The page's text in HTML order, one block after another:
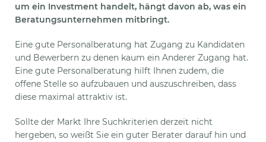
um ein Investment handelt, hängt davon ab, was ein
Beratungsunternehmen mitbringt.
Eine gute Personalberatung hat Zugang zu Kandidaten
und Bewerbern zu denen kaum ein Anderer Zugang hat.
Eine gute Personalberatung hilft Ihnen zudem, die
offene Stelle so aufzubauen und auszuschreiben, dass
diese maximal attraktiv ist.
Sollte der Markt Ihre Suchkriterien derzeit nicht
hergeben, so weißt Sie ein guter Berater darauf hin und